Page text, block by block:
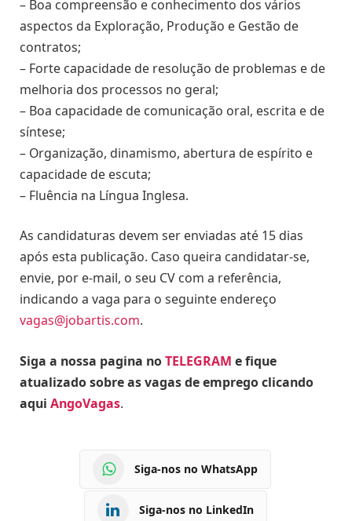
– Boa compreensão e conhecimento dos vários
aspectos da Exploração, Produção e Gestão de
contratos;
– Forte capacidade de resolução de problemas e de
melhoria dos processos no geral;
– Boa capacidade de comunicação oral, escrita e de
síntese;
– Organização, dinamismo, abertura de espírito e
capacidade de escuta;
– Fluência na Língua Inglesa.
As candidaturas devem ser enviadas até 15 dias
após esta publicação. Caso queira candidatar-se,
envie, por e-mail, o seu CV com a referência,
indicando a vaga para o seguinte endereço
vagas@jobartis.com.
Siga a nossa pagina noTELEGRAM e fique
atualizado sobre as vagas de emprego clicando
aqui AngoVagas.
Siga-nos no WhatsApp
Siga-nos no LinkedIn